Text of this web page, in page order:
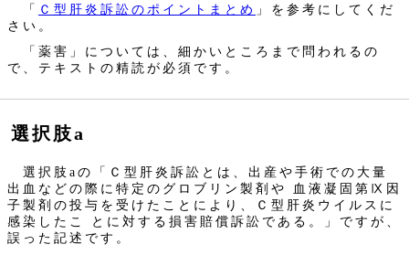
「 Ｃ型肝炎訴訟のポイントまとめ 」を参考にしてくだ
さい。
「薬害」については、細かいところまで問われるの
で、テキストの精読が必須です。
選択肢a
選択肢aの「Ｃ型肝炎訴訟とは、出産や手術での大量
出血などの際に特定のグロブリン製剤や 血液凝固第Ⅸ因
子製剤の投与を受けたことにより、Ｃ型肝炎ウイルスに
感染したこ とに対する損害賠償訴訟である。」ですが、
誤った記述です。